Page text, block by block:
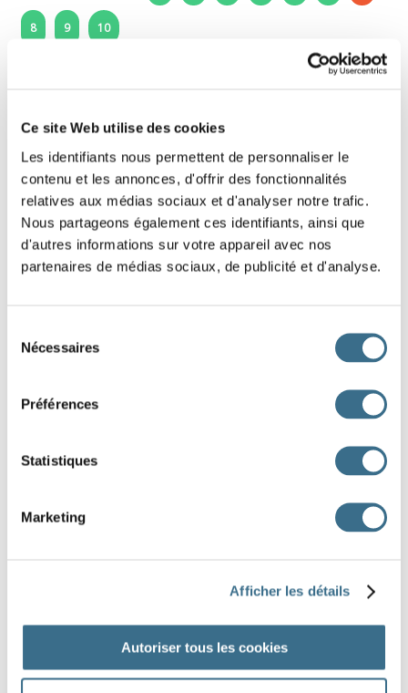
Ce site Web utilise des cookies
Les identifiants nous permettent de personnaliser le
contenu et les annonces, d'offrir des fonctionnalités
relatives aux médias sociaux et d'analyser notre trafic.
Nous partageons également ces identifiants, ainsi que
d'autres informations sur votre appareil avec nos
partenaires de médias sociaux, de publicité et d'analyse.
Nécessaires
Préférences
Statistiques
Marketing
Afficher les détails
Autoriser tous les cookies
8 9 10
Replace dans le bon ordre les lettres de ce
mot.
Indice : On le rencontre en cuisine.